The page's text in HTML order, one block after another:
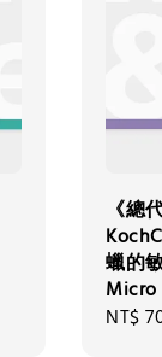
《
蠟的
Micro
NT$